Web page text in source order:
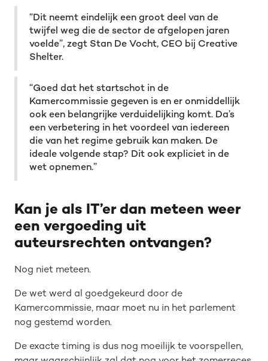
“Dit neemt eindelijk een groot deel van de
twijfel weg die de sector de afgelopen jaren
voelde”, zegt Stan De Vocht, CEO bij Creative
Shelter.
“Goed dat het startschot in de
Kamercommissie gegeven is en er onmiddellijk
ook een belangrijke verduidelijking komt. Da’s
een verbetering in het voordeel van iedereen
die van het regime gebruik kan maken. De
ideale volgende stap? Dit ook expliciet in de
wet opnemen.”
Kan je als IT’er dan meteen weer
een vergoeding uit
auteursrechten ontvangen?
Nog niet meteen.
De wet werd al goedgekeurd door de
Kamercommissie, maar moet nu in het parlement
nog gestemd worden.
De exacte timing is dus nog moeilijk te voorspellen,